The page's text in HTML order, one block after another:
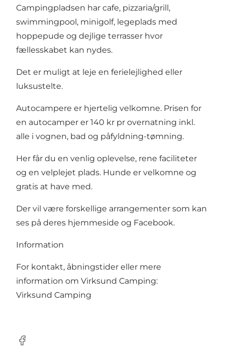
Campingpladsen har cafe, pizzaria/grill,
swimmingpool, minigolf, legeplads med
hoppepude og dejlige terrasser hvor
fællesskabet kan nydes.
Det er muligt at leje en ferielejlighed eller
luksustelte.
Autocampere er hjertelig velkomne. Prisen for
en autocamper er 140 kr pr overnatning inkl.
alle i vognen, bad og påfyldning-tømning.
Her får du en venlig oplevelse, rene faciliteter
og en velplejet plads. Hunde er velkomne og
gratis at have med.
Der vil være forskellige arrangementer som kan
ses på deres hjemmeside og Facebook.
Information
For kontakt, åbningstider eller mere
information om Virksund Camping:
Virksund Camping
Facebook